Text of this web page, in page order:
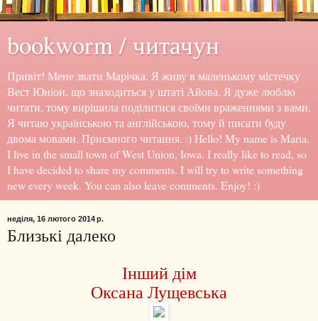
bookworm / читачун
Привіт! Мене звати Марічка. Я живу в маленькому містечку
Вест Юніон, що знаходиться у штаті Айова. Я дуже люблю
читати, тому вирішила поділитися своїми враженнями з вами.
Я читаю українською та англійською, тому й писати буду
двома мовами. Приємного читання. :) Hello! My name is Maria.
I live in the small town of West Union, Iowa. I really like to read, so
I have decided to share my comments. I will try to write something
new every week. You can also leave comments. Enjoy! :)
неділя, 16 лютого 2014 р.
Близькі далеко
Інший дім
Оксана Лущевська